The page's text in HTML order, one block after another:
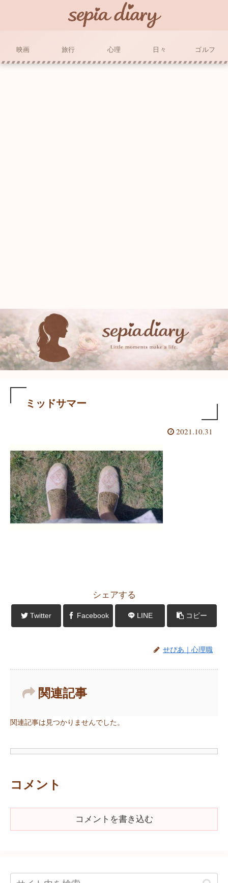
映画 旅行 心理 日々 ゴルフ
ミッドサマー
2021.10.31
シェアする
Twitter Facebook LINE コピー
せぴあ｜心理職
関連記事
関連記事は見つかりませんでした。
コメント
コメントを書き込む